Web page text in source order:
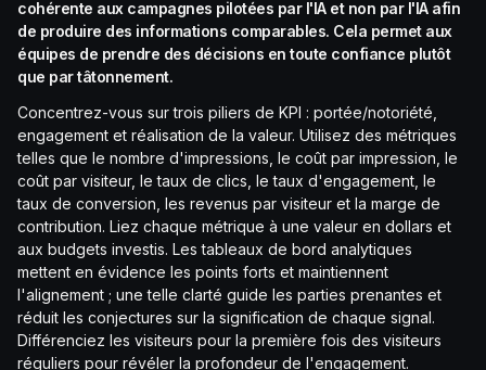
cohérente aux campagnes pilotées par l'IA et non par l'IA afin
de produire des informations comparables. Cela permet aux
équipes de prendre des décisions en toute confiance plutôt
que par tâtonnement.
Concentrez-vous sur trois piliers de KPI : portée/notoriété,
engagement et réalisation de la valeur. Utilisez des métriques
telles que le nombre d'impressions, le coût par impression, le
coût par visiteur, le taux de clics, le taux d'engagement, le
taux de conversion, les revenus par visiteur et la marge de
contribution. Liez chaque métrique à une valeur en dollars et
aux budgets investis. Les tableaux de bord analytiques
mettent en évidence les points forts et maintiennent
l'alignement ; une telle clarté guide les parties prenantes et
réduit les conjectures sur la signification de chaque signal.
Différenciez les visiteurs pour la première fois des visiteurs
réguliers pour révéler la profondeur de l'engagement.